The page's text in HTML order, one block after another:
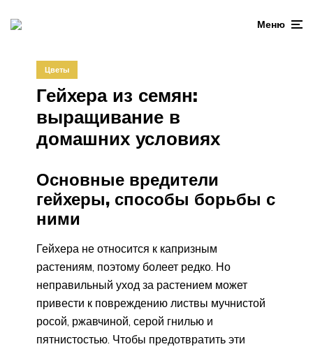
Меню
Цветы
Гейхера из семян:
выращивание в
домашних условиях
Основные вредители
гейхеры, способы борьбы с
ними
Гейхера не относится к капризным
растениям, поэтому болеет редко. Но
неправильный уход за растением может
привести к повреждению листвы мучнистой
росой, ржавчиной, серой гнилью и
пятнистостью. Чтобы предотвратить эти